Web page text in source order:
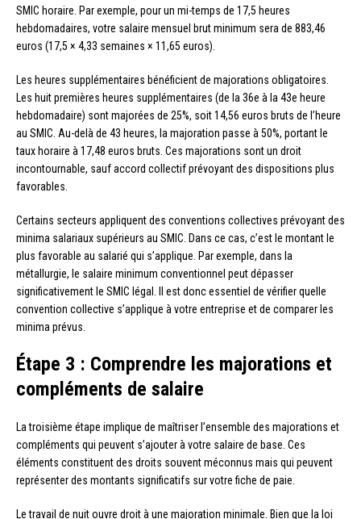
SMIC horaire. Par exemple, pour un mi-temps de 17,5 heures
hebdomadaires, votre salaire mensuel brut minimum sera de 883,46
euros (17,5 × 4,33 semaines × 11,65 euros).
Les heures supplémentaires bénéficient de majorations obligatoires.
Les huit premières heures supplémentaires (de la 36e à la 43e heure
hebdomadaire) sont majorées de 25%, soit 14,56 euros bruts de l’heure
au SMIC. Au-delà de 43 heures, la majoration passe à 50%, portant le
taux horaire à 17,48 euros bruts. Ces majorations sont un droit
incontournable, sauf accord collectif prévoyant des dispositions plus
favorables.
Certains secteurs appliquent des conventions collectives prévoyant des
minima salariaux supérieurs au SMIC. Dans ce cas, c’est le montant le
plus favorable au salarié qui s’applique. Par exemple, dans la
métallurgie, le salaire minimum conventionnel peut dépasser
significativement le SMIC légal. Il est donc essentiel de vérifier quelle
convention collective s’applique à votre entreprise et de comparer les
minima prévus.
Étape 3 : Comprendre les majorations et
compléments de salaire
La troisième étape implique de maîtriser l’ensemble des majorations et
compléments qui peuvent s’ajouter à votre salaire de base. Ces
éléments constituent des droits souvent méconnus mais qui peuvent
représenter des montants significatifs sur votre fiche de paie.
Le travail de nuit ouvre droit à une majoration minimale. Bien que la loi